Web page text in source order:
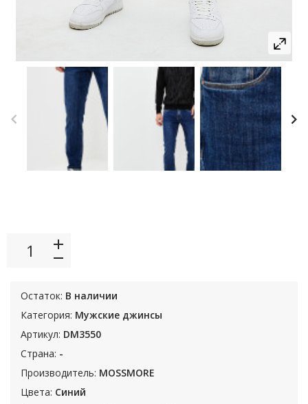
Остаток: В наличии
Категория: Мужские джинсы
Артикул: DM3550
Страна: -
Производитель: MOSSMORE
Цвета: Синий